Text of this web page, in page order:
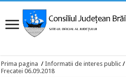
Prima pagina / Informatii de interes public /
Frecatei 06.09.2018